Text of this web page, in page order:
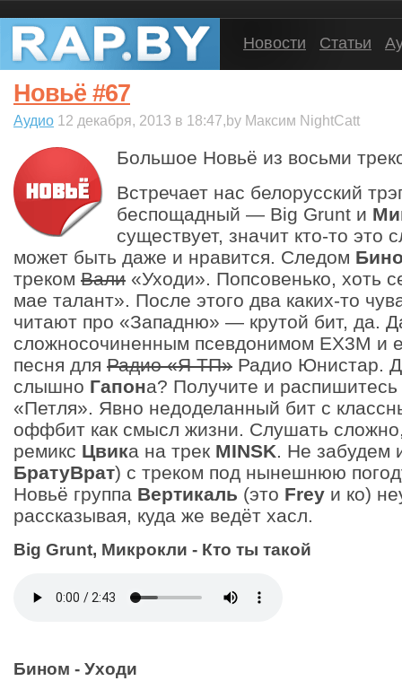
Новости Статьи
Новьё #67
Аудио 12 декабря, 2013 в 18:47,by Максим NightCatt
Большое Новьё из восьми
Встречает нас белорусский
беспощадный — Big Grunt и
существует, значит кто-то это
может быть даже и нравится. Следом
треком Вали «Уходи». Попсовенько, хоть
мае талант». После этого два каких-то
читают про «Западню» — крутой бит, да.
сложносочиненным псевдонимом EX3M и
песня для Радио «Я ТП» Радио Юнистар.
слышно Гапона? Получите и
«Петля». Явно недоделанный бит с
оффбит как смысл жизни. Слушать
ремикс Цвика на трек MINSK. Не забудем
БратуВрат) с треком под нынешнюю
Новьё группа Вертикаль (это Frey и ко)
рассказывая, куда же ведёт хасл.
Big Grunt, Микрокли - Кто ты такой
Бином - Уходи